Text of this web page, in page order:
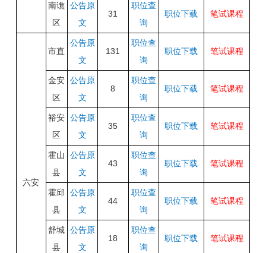
南谯
区
公告原
文
31
职位查
询
职位下载 笔试课程
六安
市直
公告原
文
131
职位查
询
职位下载 笔试课程
金安
区
公告原
文
8
职位查
询
职位下载 笔试课程
裕安
区
公告原
文
35
职位查
询
职位下载 笔试课程
霍山
县
公告原
文
43
职位查
询
职位下载 笔试课程
霍邱
县
公告原
文
44
职位查
询
职位下载 笔试课程
舒城
县
公告原
文
18
职位查
询
职位下载 笔试课程